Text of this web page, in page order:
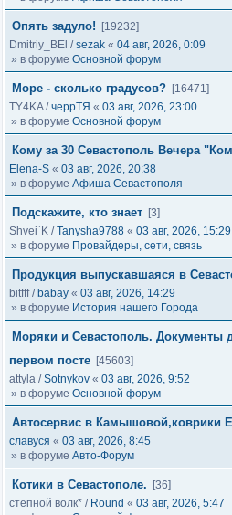
Опять задуло!
[19232]
Dmitriy_BEl /sezak « 04 авг, 2026, 0:09
» в форуме Основной форум
Море - сколько градусов? [16471]
TY4KA/черрТЯ « 03 авг, 2026, 23:00
» в форуме Основной форум
Кому за 30 Севастополь Вечера
Elena-S « 03 авг, 2026, 20:38
» в форуме Афиша Севастополя
Подскажите, кто знает [3]
Shvei`K /Tanysha9788 « 03 авг, 2026, 15:29
» в форуме Провайдеры, сети, связь
Продукция выпускавшаяся в
bitfff/ babay « 03 авг, 2026, 14:29
» в форуме История нашего Города
Моряки и Севастополь. Документы
первом посте [45603]
attyla /Sotnykov « 03 авг, 2026, 9:52
» в форуме Основной форум
Автосервис в Камышовой,коврики
славуся « 03 авг, 2026, 8:45
» в форуме Авто-Форум
Котики в Севастополе.
[36]
степной волк* / Round « 03 авг, 2026, 5:47